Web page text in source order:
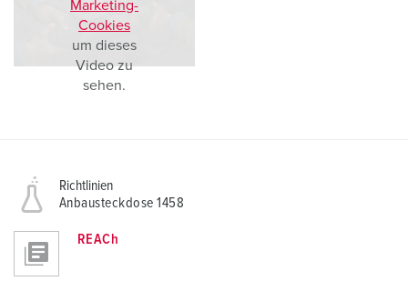
Marketing-
Cookies
um dieses
Video zu
sehen.
Richtlinien
Anbausteckdose 1458
REACh